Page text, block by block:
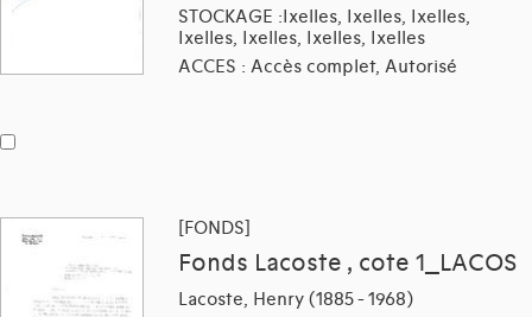
STOCKAGE :Ixelles, Ixelles, Ixelles,
Ixelles, Ixelles, Ixelles, Ixelles
ACCES : Accès complet, Autorisé
[FONDS]
Fonds Lacoste , cote 1_LACOS
Lacoste, Henry (1885 - 1968)